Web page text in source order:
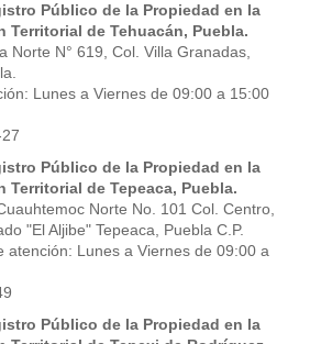
Público de la Propiedad en la
Territorial de Tehuacán, Puebla.
Norte N° 619, Col. Villa Granadas,
Lunes a Viernes de 09:00 a 15:00
Público de la Propiedad en la
Territorial de Tepeaca, Puebla.
Norte No. 101 Col. Centro,
"El Aljibe" Tepeaca, Puebla C.P.
atención: Lunes a Viernes de 09:00 a
Público de la Propiedad en la